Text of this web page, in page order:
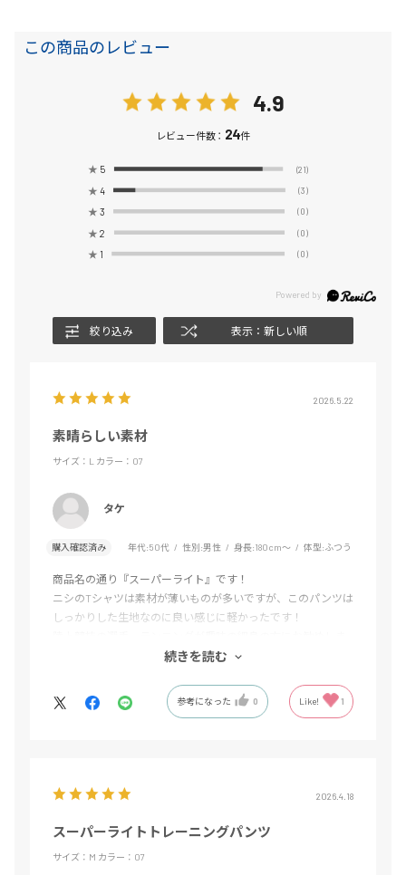
この商品のレビュー
4.9
レビュー件数： 24件
★ 5 (21)
★ 4 (3)
★ 3 (0)
★ 2 (0)
★ 1 (0)
絞り込み 表示：新しい順
2026.5.22
素晴らしい素材
サイズ：L カラー：07
タケ
購入確認済み 年代:50代 性別:男性 身長:180cm～ 体型:ふつう
商品名の通り『スーパーライト』です！
ニシのTシャツは素材が薄いものが多いですが、このパンツは
しっかりした生地なのに良い感じに軽かったです！
続きを読む
参考になった 0 Like! 1
2026.4.18
スーパーライトトレーニングパンツ
サイズ：M カラー：07